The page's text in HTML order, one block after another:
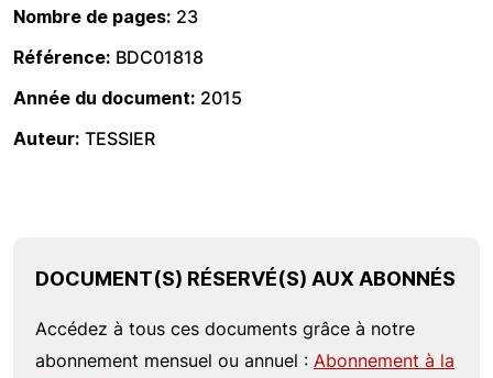
Nombre de pages 23
Référence BDC01818
Année du document 2015
Auteur TESSIER
DOCUMENT(S) RÉSERVÉ(S) AUX ABONNÉS
Accédez à tous ces documents grâce à notre
abonnement mensuel ou annuel : Abonnement à la